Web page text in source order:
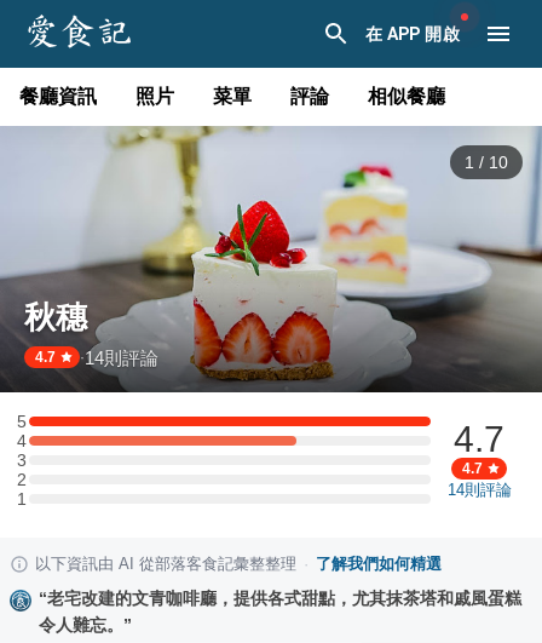
在 APP 開啟
餐廳資訊 照片 菜單 評論 相似餐廳
1 / 10
秋穗
4.7 ·14則評論
5
5 星：3 則評論
4
4 星：2 則評論
3
3 星：0 則評論
2
2 星：0 則評論
11 星：0 則評論
4.7
4.7
14則評論
以下資訊由 AI 從部落客食記彙整整理 · 了解我們如何精選
“老宅改建的文青咖啡廳，提供各式甜點，尤其抹茶塔和戚風蛋糕
令人難忘。 ”